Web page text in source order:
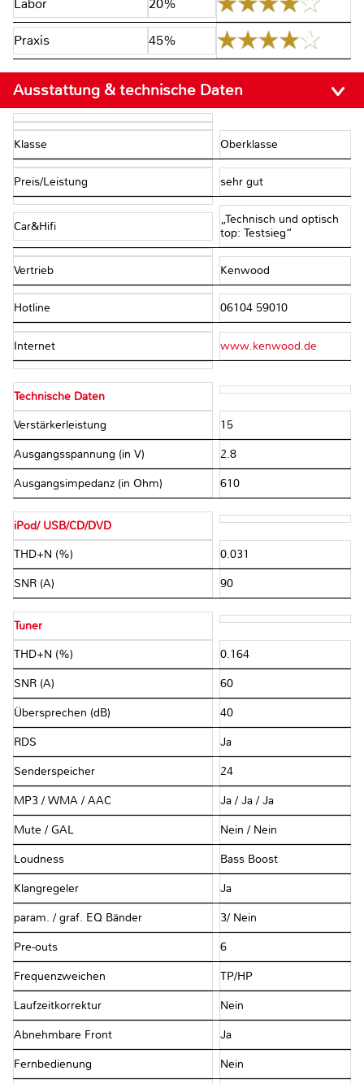
Praxis 45%
Ausstattung & technische Daten
Klasse Oberklasse
Preis/Leistung sehr gut
Car&Hifi
„Technisch und optisch
top: Testsieg“
Vertrieb Kenwood
Hotline 06104 59010
Internet www.kenwood.de
Technische Daten
Verstärkerleistung 15
Ausgangsspannung (in V) 2.8
Ausgangsimpedanz (in Ohm) 610
iPod/ USB/CD/DVD
THD+N (%) 0.031
SNR (A) 90
Tuner
THD+N (%) 0.164
SNR (A) 60
Übersprechen (dB) 40
RDS Ja
Senderspeicher 24
MP3 / WMA / AAC Ja / Ja / Ja
Mute / GAL Nein / Nein
Loudness Bass Boost
Klangregeler Ja
param. / graf. EQ Bänder 3/ Nein
Pre-outs 6
Frequenzweichen TP/HP
Laufzeitkorrektur Nein
Abnehmbare Front Ja
Fernbedienung Nein